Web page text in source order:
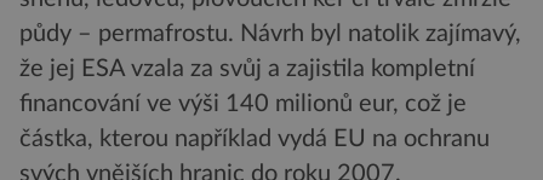
půdy – permafrostu. Návrh byl natolik zajímavý,
že jej ESA vzala za svůj a zajistila kompletní
financování ve výši 140 milionů eur, což je
částka, kterou například vydá EU na ochranu
svých vnějších hranic do roku 2007.